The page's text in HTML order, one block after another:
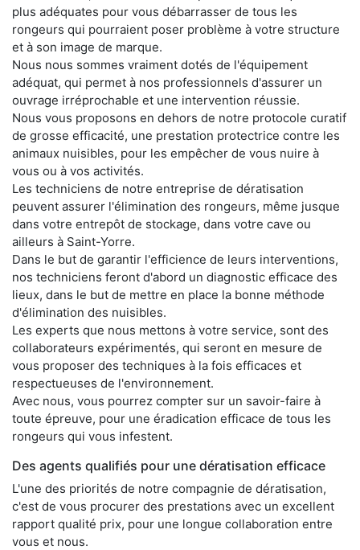
plus adéquates pour vous débarrasser de tous les
rongeurs qui pourraient poser problème à votre structure
et à son image de marque.
Nous nous sommes vraiment dotés de l'équipement
adéquat, qui permet à nos professionnels d'assurer un
ouvrage irréprochable et une intervention réussie.
Nous vous proposons en dehors de notre protocole curatif
de grosse efficacité, une prestation protectrice contre les
animaux nuisibles, pour les empêcher de vous nuire à
vous ou à vos activités.
Les techniciens de notre entreprise de dératisation
peuvent assurer l'élimination des rongeurs, même jusque
dans votre entrepôt de stockage, dans votre cave ou
ailleurs à Saint-Yorre.
Dans le but de garantir l'efficience de leurs interventions,
nos techniciens feront d'abord un diagnostic efficace des
lieux, dans le but de mettre en place la bonne méthode
d'élimination des nuisibles.
Les experts que nous mettons à votre service, sont des
collaborateurs expérimentés, qui seront en mesure de
vous proposer des techniques à la fois efficaces et
respectueuses de l'environnement.
Avec nous, vous pourrez compter sur un savoir-faire à
toute épreuve, pour une éradication efficace de tous les
rongeurs qui vous infestent.
Des agents qualifiés pour une dératisation efficace
L'une des priorités de notre compagnie de dératisation,
c'est de vous procurer des prestations avec un excellent
rapport qualité prix, pour une longue collaboration entre
vous et nous.